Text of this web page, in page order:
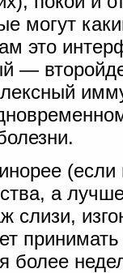
могут
это
—
(если
а
слизи,
более